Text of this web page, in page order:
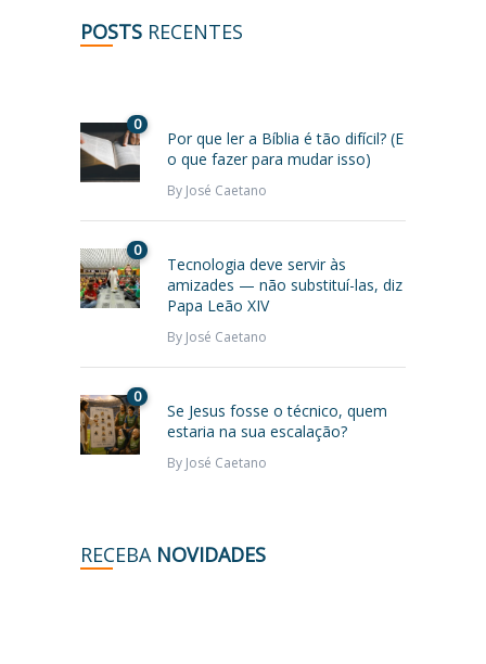
POSTS RECENTES
0
Por que ler a Bíblia é tão difícil? (E
o que fazer para mudar isso)
By José Caetano
0
Tecnologia deve servir às
amizades — não substituí-las, diz
Papa Leão XIV
By José Caetano
0
Se Jesus fosse o técnico, quem
estaria na sua escalação?
By José Caetano
RECEBA NOVIDADES